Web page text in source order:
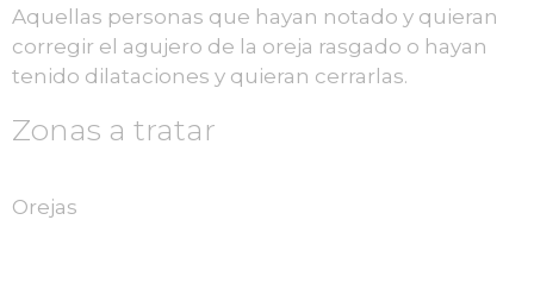
Aquellas personas que hayan notado y quieran
corregir el agujero de la oreja rasgado o hayan
tenido dilataciones y quieran cerrarlas.
Zonas a tratar
Orejas